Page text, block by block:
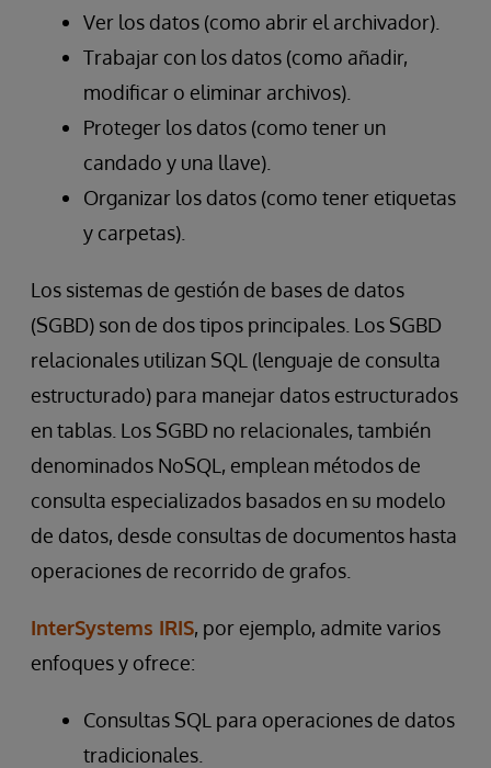
Ver los datos (como abrir el archivador).
Trabajar con los datos (como añadir,
modificar o eliminar archivos).
Proteger los datos (como tener un
candado y una llave).
Organizar los datos (como tener etiquetas
y carpetas).
Los sistemas de gestión de bases de datos
(SGBD) son de dos tipos principales. Los SGBD
relacionales utilizan SQL (lenguaje de consulta
estructurado) para manejar datos estructurados
en tablas. Los SGBD no relacionales, también
denominados NoSQL, emplean métodos de
consulta especializados basados en su modelo
de datos, desde consultas de documentos hasta
operaciones de recorrido de grafos.
InterSystems IRIS, por ejemplo, admite varios
enfoques y ofrece:
Consultas SQL para operaciones de datos
tradicionales.